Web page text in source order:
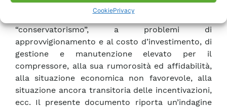
CookiePrivacy
dell’energia elettrica, alla situazione strutturale
“conservatorismo”, a problemi di
approvvigionamento e al costo d’investimento, di
gestione e manutenzione elevato per il
compressore, alla sua rumorosità ed affidabilità,
alla situazione economica non favorevole, alla
situazione ancora transitoria delle incentivazioni,
ecc. Il presente documento riporta un’indagine